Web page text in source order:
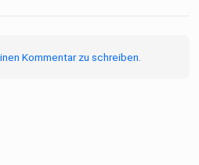
Kommentar zu schreiben.